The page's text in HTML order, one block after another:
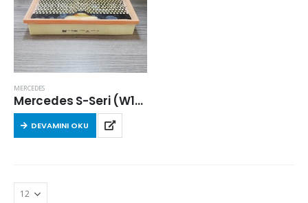
MERCEDES
Mercedes S-Seri (W140) S 300 Turbo-D 1996-1998 Arası Hava Filtresi
DEVAMINI OKU